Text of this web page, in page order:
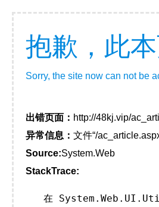
抱歉，此
Sorry, the site now can not be
出错页面： http://48kj.vip/
异常信息： 文件“/
Source:System.Web
StackTrace:
在